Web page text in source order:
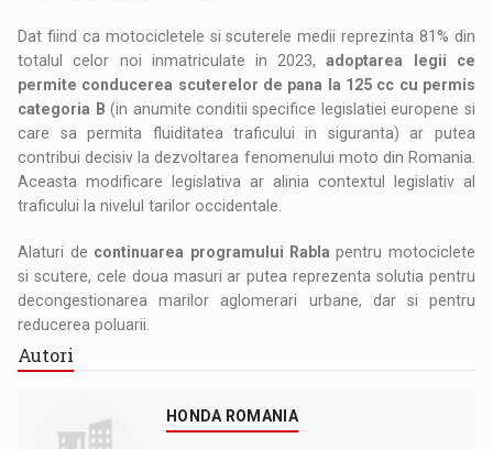
Dat fiind ca motocicletele si scuterele medii reprezinta 81% din
totalul celor noi inmatriculate in 2023,adoptarea legii ce
permite conducerea scuterelor de pana la 125 cc cu permis
categoria B (in anumite conditii specifice legislatiei europene si
care sa permita fluiditatea traficului in siguranta) ar putea
contribui decisiv la dezvoltarea fenomenului moto din Romania.
Aceasta modificare legislativa ar alinia contextul legislativ al
traficului la nivelul tarilor occidentale.
Alaturi de continuarea programului Rabla pentru motociclete
si scutere, cele doua masuri ar putea reprezenta solutia pentru
decongestionarea marilor aglomerari urbane, dar si pentru
reducerea poluarii.
Autori
HONDA ROMANIA